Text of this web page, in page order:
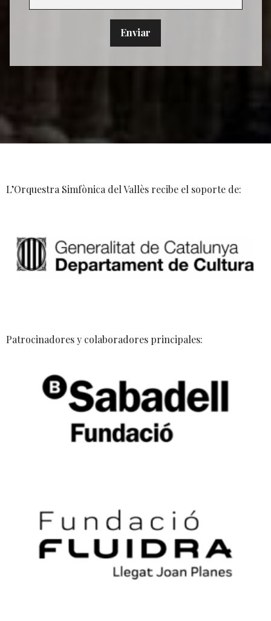
L’Orquestra Simfònica del Vallès recibe el soporte de:
Patrocinadores y colaboradores principales: